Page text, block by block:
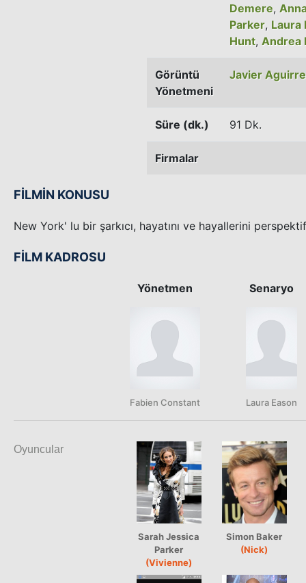
Demere,
Parker, Laura
Hunt, Andrea
Görüntü
Yönetmeni
Javier
Süre (dk.) 91 Dk.
Firmalar
FİLMİN KONUSU
New York' lu bir şarkıcı, hayatını ve hayallerini
FİLM KADROSU
Yönetmen
Fabien Constant
Senaryo
Laura Eason
Oyuncular
Sarah Jessica
Parker
(Vivienne)
Simon Baker
(Nick)